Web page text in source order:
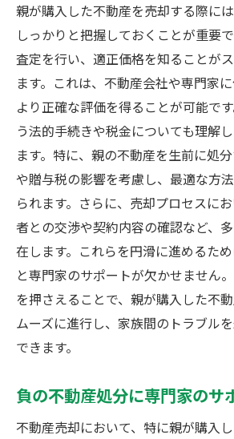
家族間の対立を防ぐための
不動産売却での法的手続き
相続問題を回避するため
市場動向を見極めた不動産の売
不動産売却における市場分
親の不動産を適切に売却す
市場動向を活かした効率的
不動産売却で利益を最大
市場価格を反映した不動産
効果的な不動産売却戦略
消
親の負の不動産を適切に売却す
不動産売却で家族への負担
負の不動産を売却するため
親が購入した不動産を売却する際に
しっかりと把握しておくことが重要
査定を行い、適正価格を知ることが
ます。これは、不動産会社や専門家に
より正確な評価を得ることが可能で
う法的手続きや税金についても理解
ます。特に、親の不動産を生前に処
や贈与税の影響を考慮し、最適な方
られます。さらに、売却プロセスに
者との交渉や契約内容の確認など、
在します。これらを円滑に進めるた
と専門家のサポートが欠かせません
を押さえることで、親が購入した不
ムーズに進行し、家族間のトラブル
できます。
負の不動産処分に専門家のサ
不動産売却において、特に親が購入